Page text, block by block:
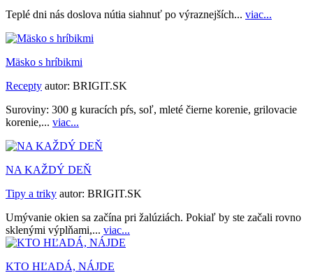
Teplé dni nás doslova nútia siahnuť po výraznejších... viac...
Mäsko s hríbikmi
Recepty autor: BRIGIT.SK
Suroviny: 300 g kuracích pŕs, soľ, mleté čierne korenie, grilovacie
korenie,... viac...
NA KAŽDÝ DEŇ
Tipy a triky autor: BRIGIT.SK
Umývanie okien sa začína pri žalúziách. Pokiaľ by ste začali rovno
sklenými výplňami,... viac...
KTO HĽADÁ, NÁJDE